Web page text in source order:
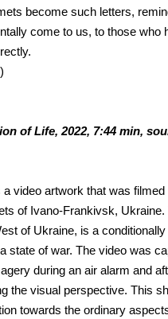
become such letters,
come to us, to those who
of Life, 2022, 7:44 min,
a video artwork that was
of Ivano-Frankivsk,
of Ukraine, is a
state of war. The video was
during an air alarm and
the visual perspective. This
towards the ordinary